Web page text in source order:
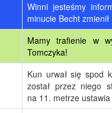
Winni jesteśmy
minucie Becht
Mamy trafienie w
Tomczyka!
Kun urwał się spod
został przez niego
na 11. metrze